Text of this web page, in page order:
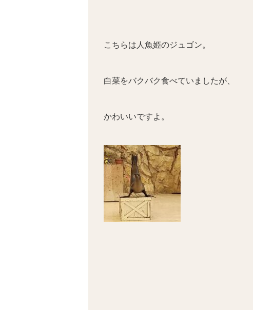
こちらは人魚姫のジュゴン。
白菜をバクバク食べていましたが、
かわいいですよ。